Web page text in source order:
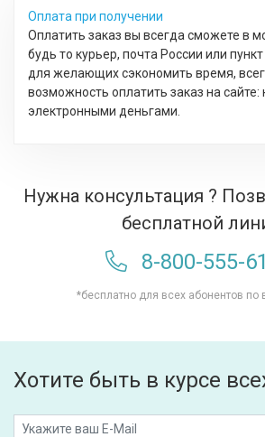
Оплата при получении
Оплатить заказ вы всегда сможете в
будь то курьер, почта России или
для желающих сэкономить время,
возможность оплатить заказ на сайте:
электронными деньгами.
Нужна консультация ?
бесплатной
8-800-555-
*бесплатно для всех абонентов по
Хотите быть в курсе